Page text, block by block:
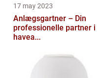
17 may 2023
Anlægsgartner – Din
professionelle partner i
havea...